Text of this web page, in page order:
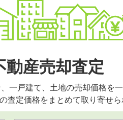
動産売却査定
一戸建て、土地の売却価格を一
査定価格をまとめて取り寄せら